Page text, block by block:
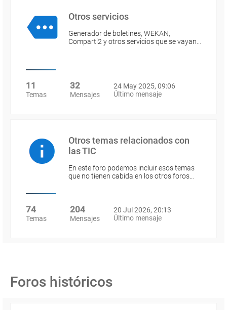
Otros servicios
Generador de boletines, WEKAN,
Comparti2 y otros servicios que se vayan…
11
Temas
32
Mensajes
24 May 2025, 09:06
Último mensaje
Otros temas relacionados con
las TIC
En este foro podemos incluir esos temas
que no tienen cabida en los otros foros…
74
Temas
204
Mensajes
20 Jul 2026, 20:13
Último mensaje
Foros históricos